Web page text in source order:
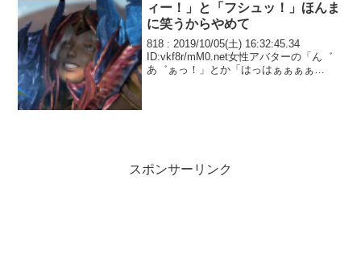
ィー！」と「フシュッ！」ほんま
に笑うからやめて
818 : 2019/10/05(土) 16:32:45.34
ID:vkf8r/mM0.net女性アバターの「ん゛
あ゛ぁっ！」とか「はっはぁぁぁぁ
スポンサーリンク